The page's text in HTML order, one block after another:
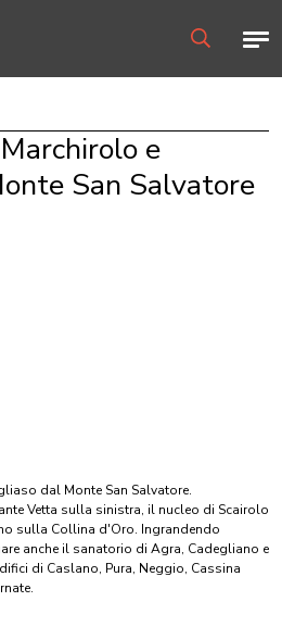
e
San Salvatore
dal Monte San Salvatore.
Vetta sulla sinistra, il nucleo di Scairolo
sulla Collina d'Oro. Ingrandendo
anche il sanatorio di Agra, Cadegliano e
di Caslano, Pura, Neggio, Cassina